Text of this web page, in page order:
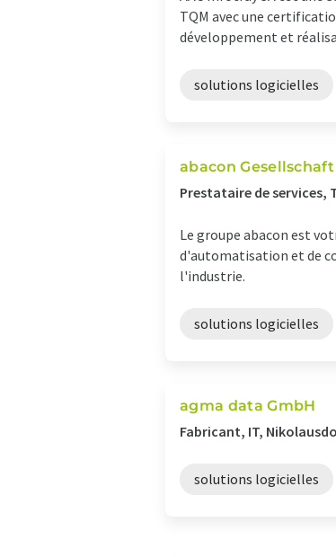
TQM avec une
développement et
solutions logicielles
abacon
Prestataire de services,
Le groupe abacon est
d'automatisation et de
l'industrie.
solutions logicielles
agma data GmbH
Fabricant, IT,
solutions logicielles